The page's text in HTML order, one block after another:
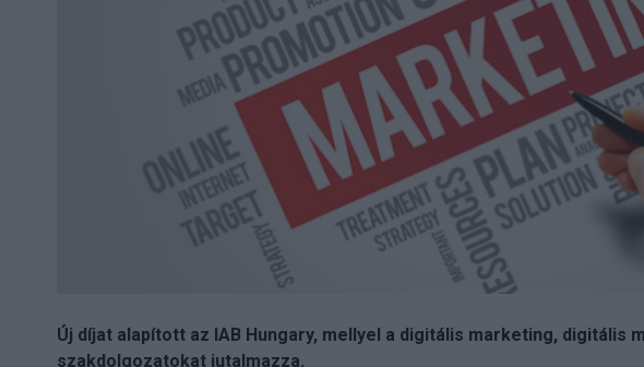
Új díjat alapított az IAB Hungary, mellyel a digitális marketing, digitális
szakdolgozatokat jutalmazza.